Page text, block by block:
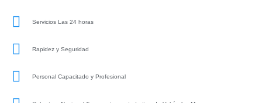
Servicios Las 24 horas
Rapidez y Seguridad
Personal Capacitado y Profesional